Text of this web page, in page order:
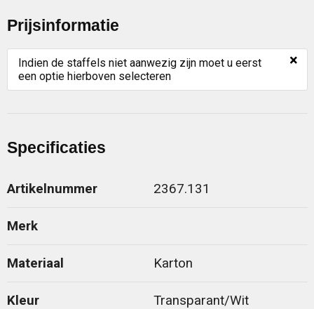
Prijsinformatie
Indien de staffels niet aanwezig zijn moet u eerst
een optie hierboven selecteren
×
Specificaties
Artikelnummer 2367.131
Merk
Materiaal Karton
Kleur Transparant/Wit